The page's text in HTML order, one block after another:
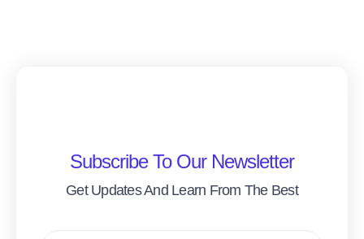
Subscribe To Our Newsletter
Get Updates And Learn From The Best